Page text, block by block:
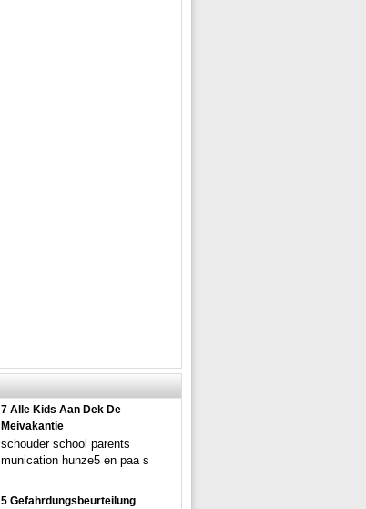
7 Alle Kids Aan Dek De
Meivakantie
schouder school parents
munication hunze5 en paa s
5 Gefahrdungsbeurteilung